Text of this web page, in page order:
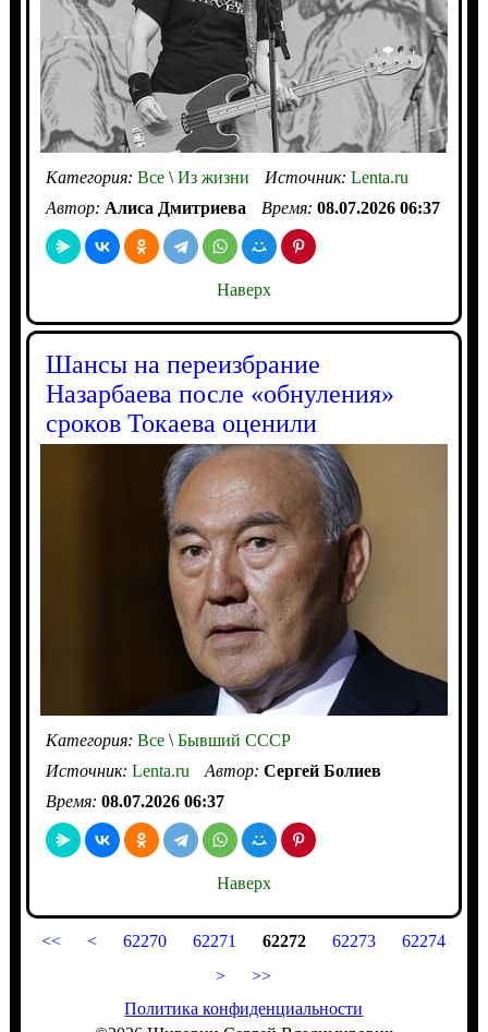
Категория: Все\Из жизни Источник: Lenta.ru
Автор: Алиса Дмитриева Время: 08.07.2026 06:37
Наверх
Шансы на переизбрание
Назарбаева после «обнуления»
сроков Токаева оценили
Категория: Все\Бывший СССР
Источник: Lenta.ru Автор: Сергей Болиев
Время: 08.07.2026 06:37
Наверх
<< < 62270 62271 62272 62273
62274
>
>>
Политика конфиденциальности